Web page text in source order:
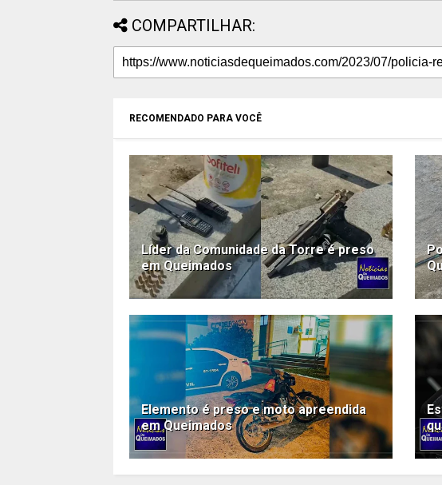
COMPARTILHAR:
RECOMENDADO PARA VOCÊ
Líder da Comunidade da Torre é preso
em Queimados
Elemento é preso e moto apreendida
em Queimados